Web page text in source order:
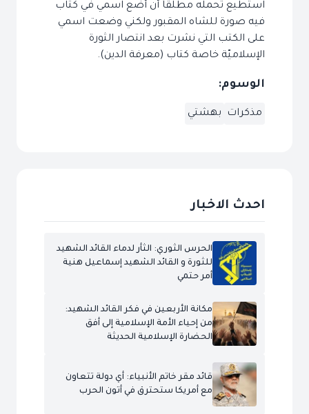
استطيع تحمله مطلقاً أن أضع اسمي في كتاب
فيه صورة للشاه المقبور ولكني وضعت اسمي
على الكتب التي نشرت بعد انتصار الثورة
الإسلاميّة خاصة كتاب (معرفة الدين).
الوسوم:
مذكرات بهشتي
احدث الاخبار
الحرس الثوري: الثأر لدماء القائد الشهيد
للثورة و القائد الشهيد إسماعيل هنية
أمر حتمي
مكانة الأربعين في فكر القائد الشهيد:
من إحياء الأمة الإسلامية إلى أفق
الحضارة الإسلامية الحديثة
قائد مقر خاتم الأنبياء: أي دولة تتعاون
مع أمريكا ستحترق في أتون الحرب